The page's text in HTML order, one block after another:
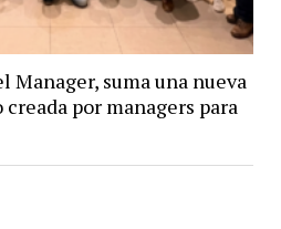
Manager, suma una nueva
por managers para